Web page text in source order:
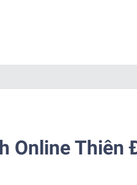
Online Thiên